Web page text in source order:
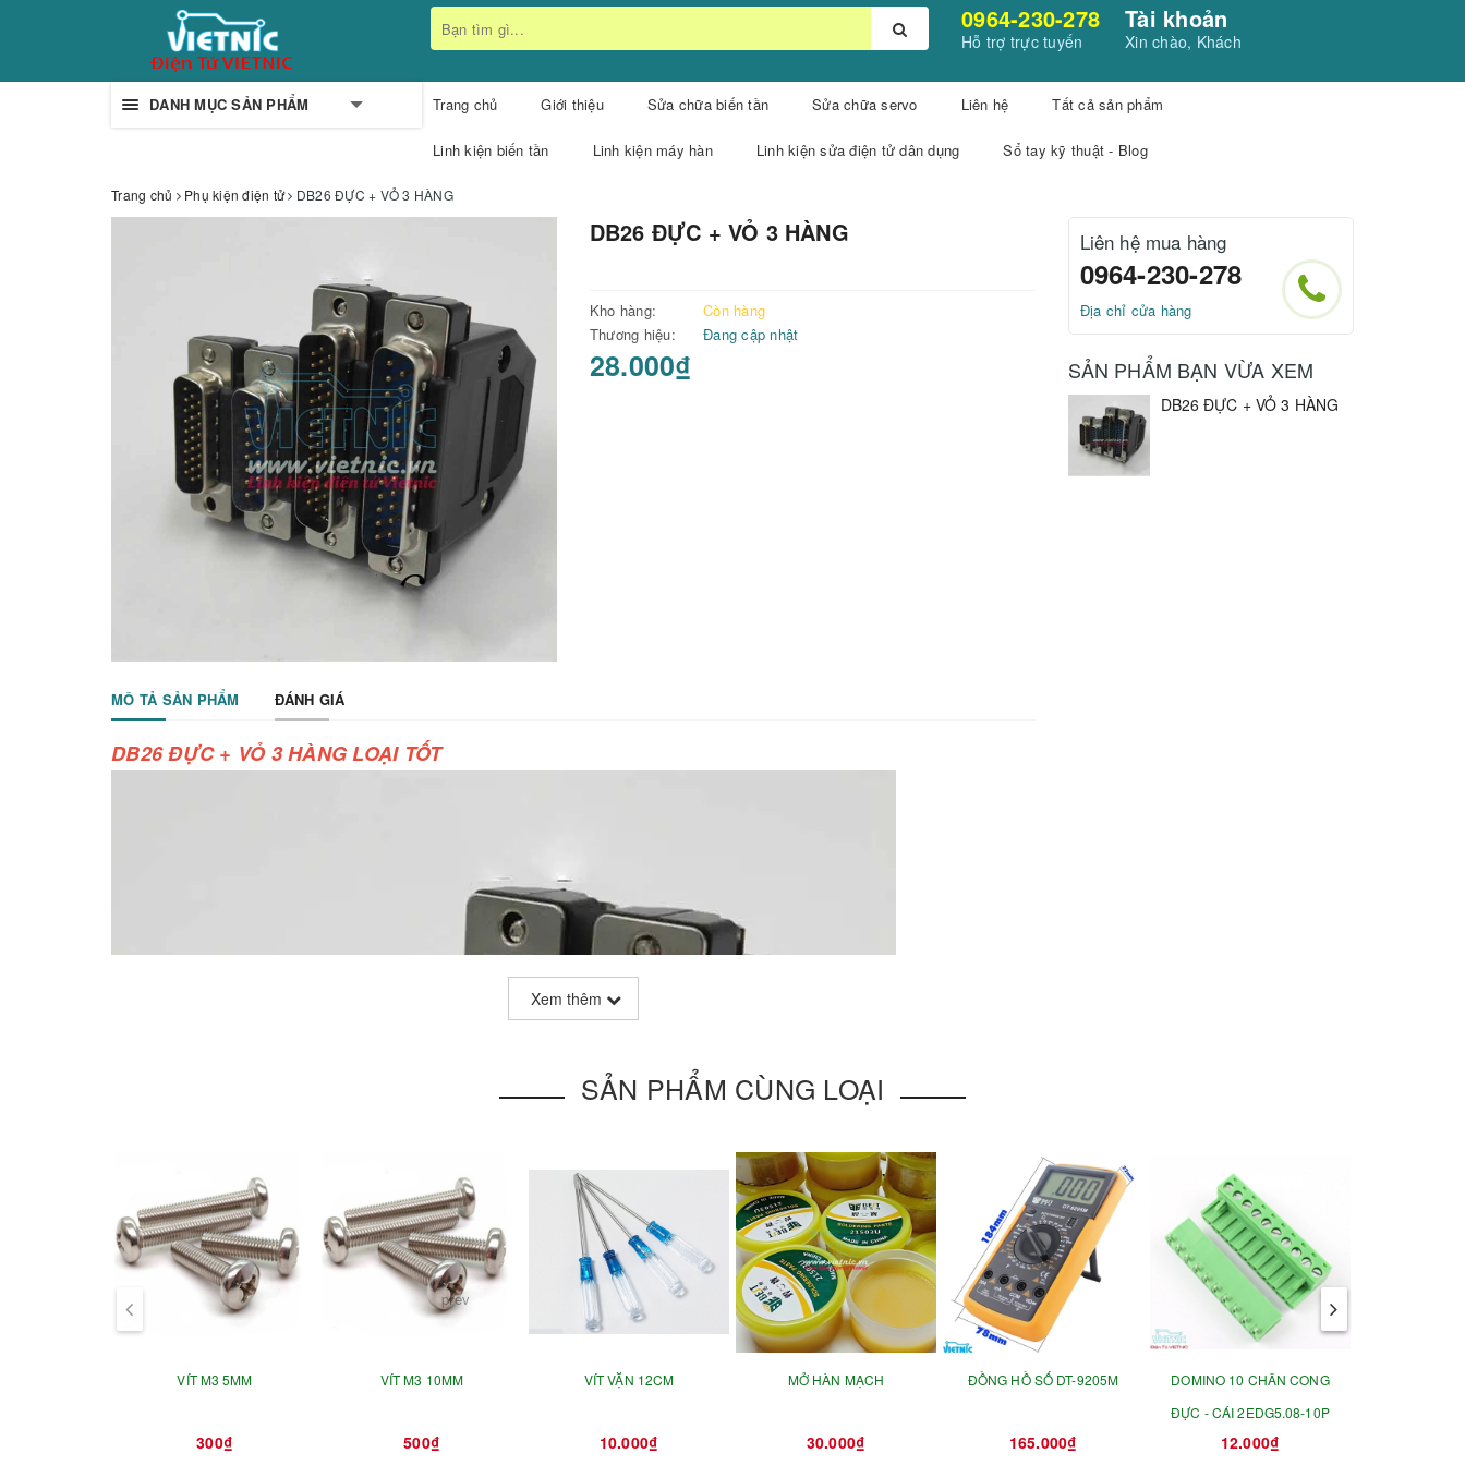
0964-230-278
Hỗ trợ trực tuyến
Tài khoản
Xin chào, Khách
DANH MỤC SẢN PHẨM Trang chủ Giới thiệu Sửa chữa biến tần Sửa chữa servo Liên hệ Tất cả sản phẩm
Linh kiện biến tần Linh kiện máy hàn Linh kiện sửa điện tử dân dụng Sổ tay kỹ thuật - Blog
Trang chủ Phụ kiện điện tử DB26 ĐỰC + VỎ 3 HÀNG
DB26 ĐỰC + VỎ 3 HÀNG
Kho hàng:
Còn hàng
Thương hiệu:
Đang cập nhật
28.000₫
MÔ TẢ SẢN PHẨM ĐÁNH GIÁ
DB26 ĐỰC + VỎ 3 HÀNG LOẠI TỐT
Xem thêm
Liên hệ mua hàng
0964-230-278
Địa chỉ cửa hàng
SẢN PHẨM BẠN VỪA XEM
DB26 ĐỰC + VỎ 3 HÀNG
SẢN PHẨM CÙNG LOẠI
VÍT M3 5MM
300₫
VÍT M3 10MM
500₫
VÍT VẶN 12CM
10.000₫
MỞ HÀN MẠCH
30.000₫
ĐỒNG HỒ SỐ DT-9205M
165.000₫
DOMINO 10 CHÂN CONG
ĐỰC - CÁI 2EDG5.08-10P
12.000₫
prev